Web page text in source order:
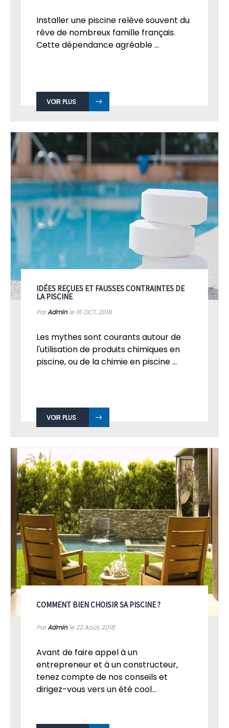
Installer une piscine relève souvent du
rêve de nombreux famille français.
Cette dépendance agréable ...
VOIR PLUS
IDÉES REÇUES ET FAUSSES CONTRAINTES DE
LA PISCINE
ParAdminle 16 OCT, 2018
Les mythes sont courants autour de
l'utilisation de produits chimiques en
piscine, ou de la chimie en piscine ...
VOIR PLUS
COMMENT BIEN CHOISIR SA PISCINE ?
ParAdminle 22Août, 2018
Avant de faire appel à un
entrepreneur et à un constructeur,
tenez compte de nos conseils et
dirigez-vous vers un été cool...